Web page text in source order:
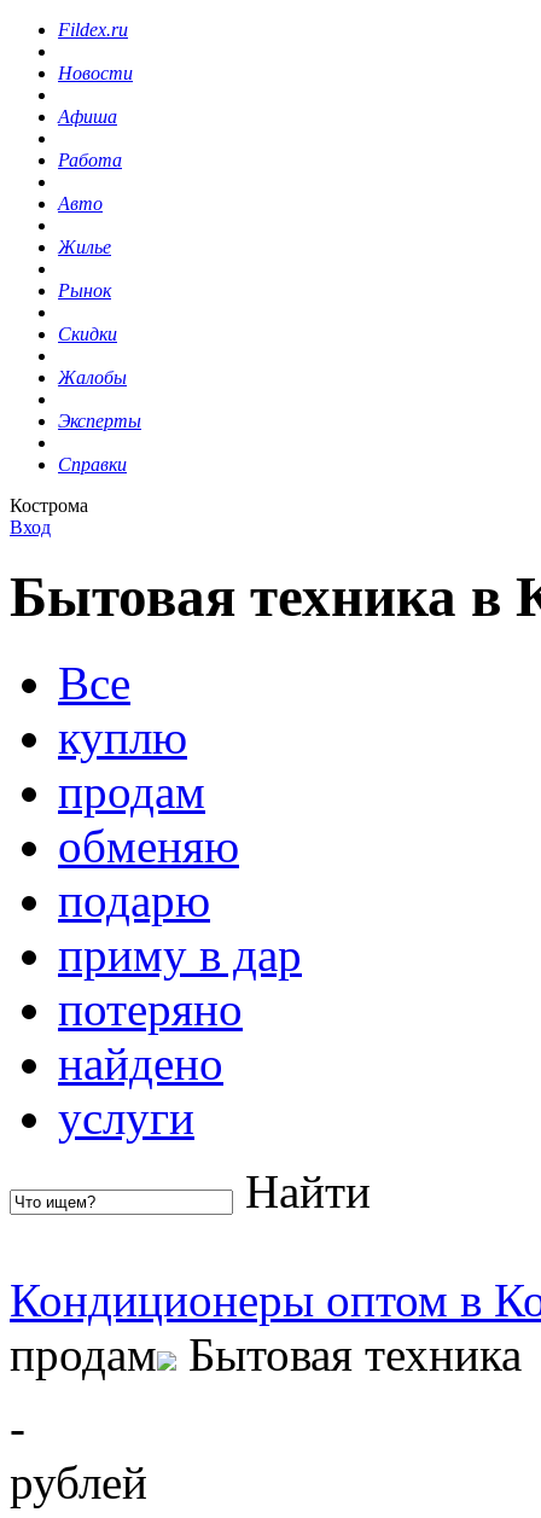
Fildex.ru
Новости
Афиша
Работа
Авто
Жилье
Рынок
Скидки
Жалобы
Эксперты
Справки
Кострома
Вход
Бытовая техника в
Все
куплю
продам
обменяю
подарю
приму в дар
потеряно
найдено
услуги
Найти
Кондиционеры оптом в
продам
Бытовая техника
-
рублей